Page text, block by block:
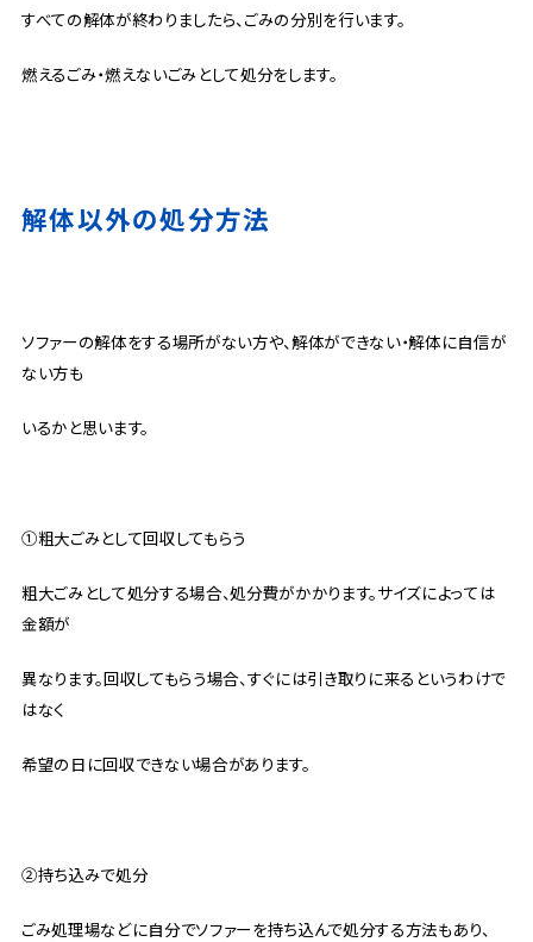
すべての解体が終わりましたら、ごみの分別を行います。
燃えるごみ・燃えないごみとして処分をします。
解体以外の処分方法
ソファーの解体をする場所がない方や、解体ができない・解体に自信が
ない方も
いるかと思います。
①粗大ごみとして回収してもらう
粗大ごみとして処分する場合、処分費がかかります。サイズによっては
金額が
異なります。回収してもらう場合、すぐには引き取りに来るというわけで
はなく
希望の日に回収できない場合があります。
②持ち込みで処分
ごみ処理場などに自分でソファーを持ち込んで処分する方法もあり、